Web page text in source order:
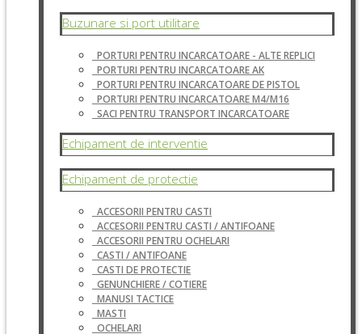
Buzunare si port utilitare
PORTURI PENTRU INCARCATOARE - ALTE REPLICI
PORTURI PENTRU INCARCATOARE AK
PORTURI PENTRU INCARCATOARE DE PISTOL
PORTURI PENTRU INCARCATOARE M4/M16
SACI PENTRU TRANSPORT INCARCATOARE
Echipament de interventie
Echipament de protectie
ACCESORII PENTRU CASTI
ACCESORII PENTRU CASTI / ANTIFOANE
ACCESORII PENTRU OCHELARI
CASTI / ANTIFOANE
CASTI DE PROTECTIE
GENUNCHIERE / COTIERE
MANUSI TACTICE
MASTI
OCHELARI